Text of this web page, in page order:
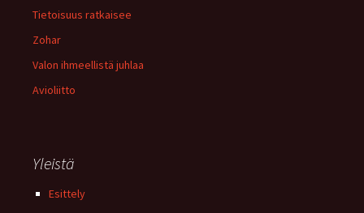
Tietoisuus ratkaisee
Zohar
Valon ihmeellistä juhlaa
Avioliitto
Yleistä
Esittely